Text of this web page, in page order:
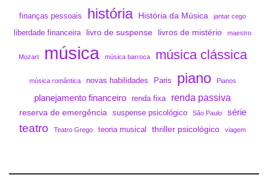
finanças pessoais história História da Música jantar cego
liberdade financeira livro de suspense livros de mistério maestro
Mozart música música barroca música clássica
música romântica novas habilidades Paris piano Pianos
planejamento financeiro renda fixa renda passiva
reserva de emergência suspense psicológico São Paulo série
teatro Teatro Grego teoria musical thriller psicológico viagem